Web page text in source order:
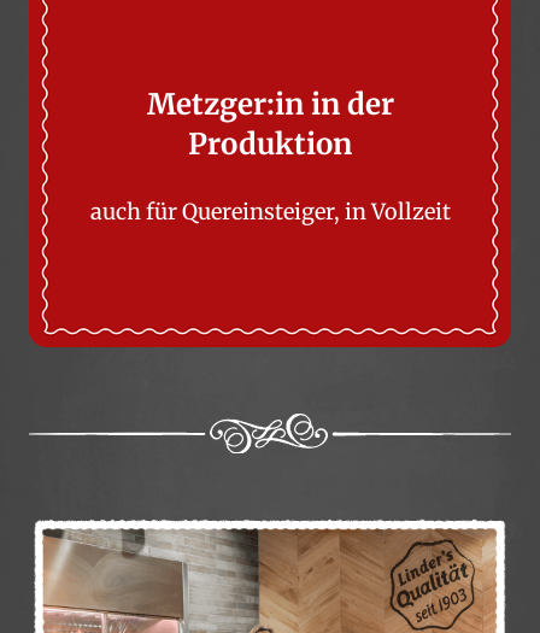
Metzger:in in der
Produktion
auch für Quereinsteiger, in Vollzeit